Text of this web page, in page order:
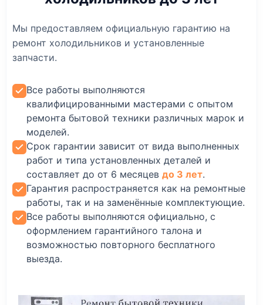
Мы предоставляем официальную гарантию на
ремонт холодильников и установленные
запчасти.
Все работы выполняются
квалифицированными мастерами с опытом
ремонта бытовой техники различных марок и
моделей.
Срок гарантии зависит от вида выполненных
работ и типа установленных деталей и
составляет до от 6 месяцев до 3 лет.
Гарантия распространяется как на ремонтные
работы, так и на заменённые комплектующие.
Все работы выполняются официально, с
оформлением гарантийного талона и
возможностью повторного бесплатного
выезда.